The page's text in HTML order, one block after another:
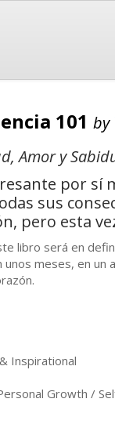
101 by
Amor y
por sí
sus
pero esta
libro será en
unos meses, en un
Inspirational
Growth /